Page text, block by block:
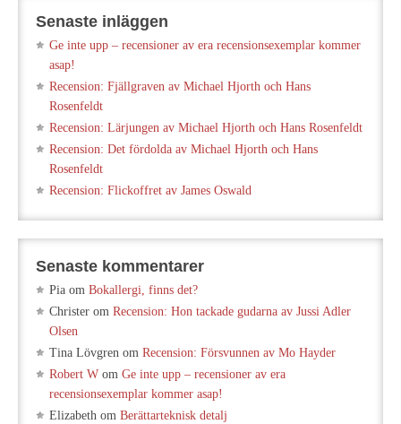
Senaste inläggen
Ge inte upp – recensioner av era recensionsexemplar kommer
asap!
Recension: Fjällgraven av Michael Hjorth och Hans
Rosenfeldt
Recension: Lärjungen av Michael Hjorth och Hans Rosenfeldt
Recension: Det fördolda av Michael Hjorth och Hans
Rosenfeldt
Recension: Flickoffret av James Oswald
Senaste kommentarer
Pia om Bokallergi, finns det?
Christer om Recension: Hon tackade gudarna av Jussi Adler
Olsen
Tina Lövgren om Recension: Försvunnen av Mo Hayder
Robert W om Ge inte upp – recensioner av era
recensionsexemplar kommer asap!
Elizabeth om Berättarteknisk detalj